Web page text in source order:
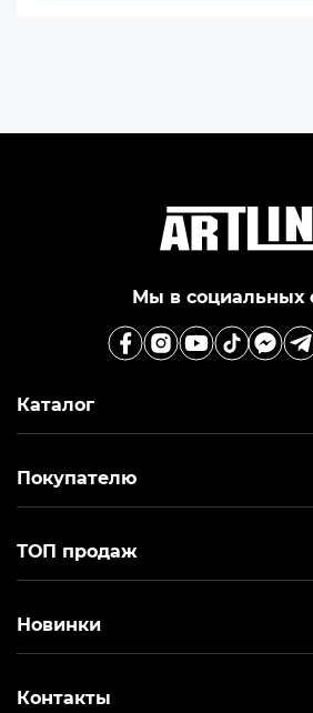
Мы в социальных
Каталог
Покупателю
ТОП продаж
Новинки
Контакты